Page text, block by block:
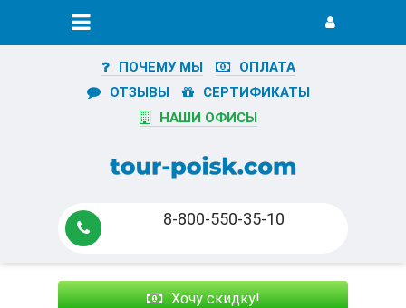
ПОЧЕМУ МЫ
ОПЛАТА
ОТЗЫВЫ
СЕРТИФИКАТЫ
НАШИ ОФИСЫ
8-800-550-35-10
Хочу скидку!